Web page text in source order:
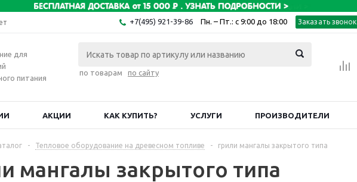
+7(495) 921-39-86 Пн. – Пт.: с 9:00 до 18:00 Заказать звонок
для
питания
по товарам по сайту
АКЦИИ КАК КУПИТЬ? УСЛУГИ ПРОИЗВОДИТЕЛИ
- Тепловое оборудование на древесном топливе - грили мангалы закрытого типа
мангалы закрытого типа